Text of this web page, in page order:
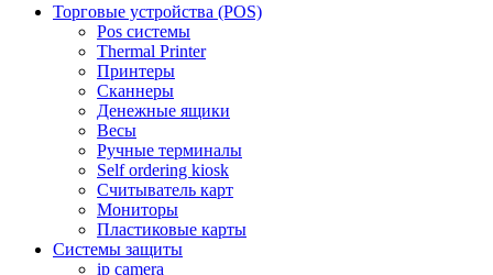
Торговые устройства (POS)
Pos системы
Thermal Printer
Принтеры
Сканнеры
Денежные ящики
Весы
Ручные терминалы
Self ordering kiosk
Считыватель карт
Мониторы
Пластиковые карты
Cистемы защиты
ip camera